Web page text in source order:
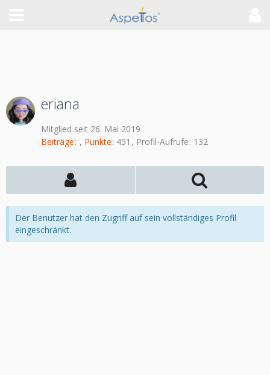
eriana
Mitglied seit 26. Mai 2019
Beiträge
Punkte 451 Profil-Aufrufe 132
Der Benutzer hat den Zugriff auf sein vollständiges Profil
eingeschränkt.